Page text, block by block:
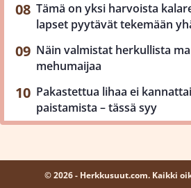
Tämä on yksi harvoista
lapset pyytävät tekemään
Näin valmistat herkullista
mehumaijaa
Pakastettua lihaa ei
paistamista – tässä syy
© 2026 - Herkkusuut.com. Kaikki